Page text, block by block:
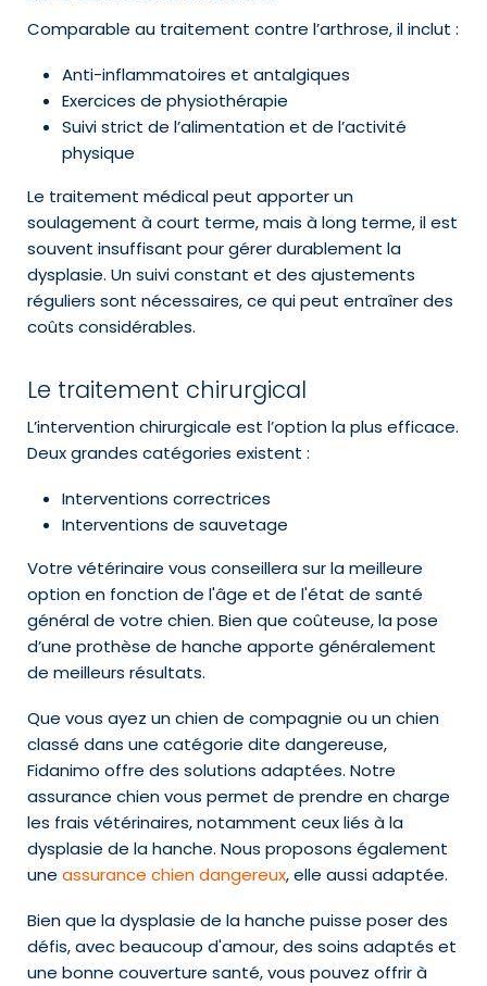
Comparable au traitement contre l’arthrose, il inclut :
Anti-inflammatoires et antalgiques
Exercices de physiothérapie
Suivi strict de l’alimentation et de l’activité
physique
Le traitement médical peut apporter un
soulagement à court terme, mais à long terme, il est
souvent insuffisant pour gérer durablement la
dysplasie. Un suivi constant et des ajustements
réguliers sont nécessaires, ce qui peut entraîner des
coûts considérables.
Le traitement chirurgical
L’intervention chirurgicale est l’option la plus efficace.
Deux grandes catégories existent :
Interventions correctrices
Interventions de sauvetage
Votre vétérinaire vous conseillera sur la meilleure
option en fonction de l'âge et de l'état de santé
général de votre chien. Bien que coûteuse, la pose
d’une prothèse de hanche apporte généralement
de meilleurs résultats.
Que vous ayez un chien de compagnie ou un chien
classé dans une catégorie dite dangereuse,
Fidanimo offre des solutions adaptées. Notre
assurance chien vous permet de prendre en charge
les frais vétérinaires, notamment ceux liés à la
dysplasie de la hanche. Nous proposons également
une assurance chien dangereux, elle aussi adaptée.
Bien que la dysplasie de la hanche puisse poser des
défis, avec beaucoup d'amour, des soins adaptés et
une bonne couverture santé, vous pouvez offrir à